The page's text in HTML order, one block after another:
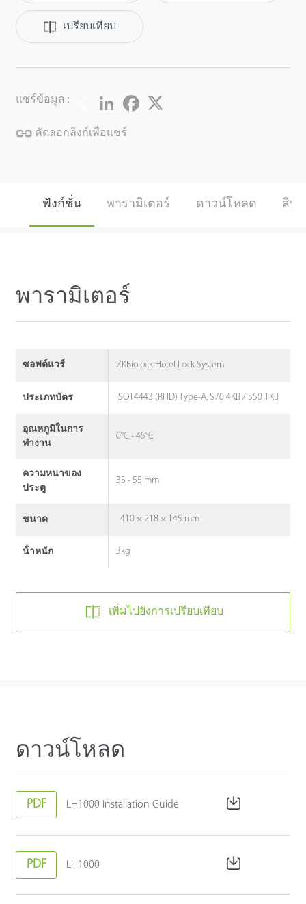
เปรียบเทียบ
แชร์ข้อมูล : Share LinkedInFacebook
คัดลอกลิงก์เพื่อแชร์
ฟังก์ชั่น พารามิเตอร์ ดาวน์โหลด สิน
พารามิเตอร์
ซอฟต์แวร์ ZKBiolock Hotel Lock System
ประเภทบัตร ISO14443 (RFID) Type-A, S70 4KB / S50 1KB
อุณหภูมิในการ
ทำงาน
0°C - 45°C
ความหนาของ
ประตู
35 - 55 mm
ขนาด 410 × 218 × 145 mm
น้ําหนัก 3kg
เพิ่มไปยังการเปรียบเทียบ
ดาวน์โหลด
PDF LH1000 Installation Guide
PDF LH1000